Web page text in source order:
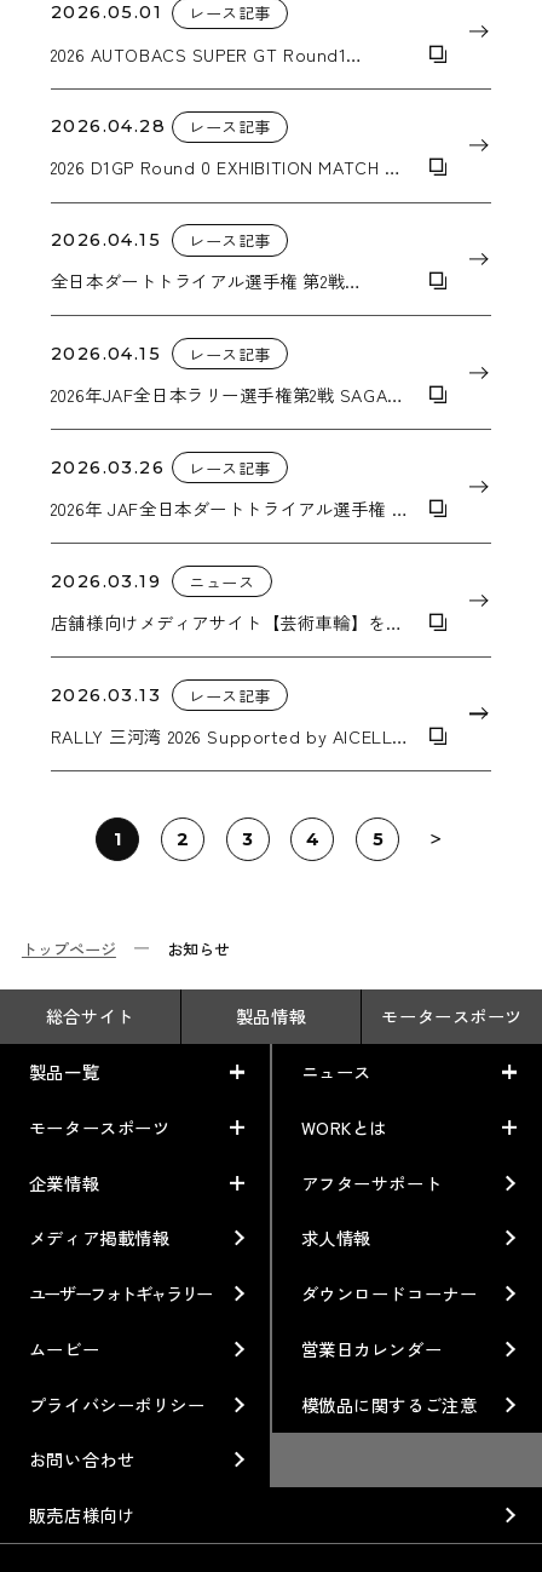
2026.05.01 レース記事
2026 AUTOBACS SUPER GT Round1
2026.04.28 レース記事
2026 D1GP Round 0 EXHIBITION MATCH 松
2026.04.15 レース記事
全日本ダートトライアル選手権 第2戦
2026.04.15 レース記事
2026年JAF全日本ラリー選手権第2戦 SAGA
2026.03.26 レース記事
2026年 JAF全日本ダートトライアル選手権 第1
2026.03.19 ニュース
店舗様向けメディアサイト【芸術車輪】を公
2026.03.13 レース記事
RALLY 三河湾 2026 Supported by AICELLO
1 2 3 4 5
トップページ お知らせ
総合サイト 製品情報 モータースポーツ
製品一覧
製品一覧
車から検索
利用条件／注意事項
ブランド紹介
ホイール情報
カスタムオーダープラン
オプション・グッズ
廃番製品
ニュース
ニュース
お知らせ
イベント情報
モータースポーツ
モータースポーツ
レーシング特集
Gymkhana
DIRT TRIAL
SUPER GT
Rally
GR86/BRZ Cup
WORKとは
WORKとは
テクノロジー
クオリティー
デザイン
企業情報
企業情報
フィロソフィー
経営理念
私たちのあるべき姿
工場概要
会社沿革
アフターサポート
メディア掲載情報 求人情報
ユーザーフォトギャラリー ダウンロードコーナー
ムービー 営業日カレンダー
プライバシーポリシー 模倣品に関するご注意
お問い合わせ
販売店様向け